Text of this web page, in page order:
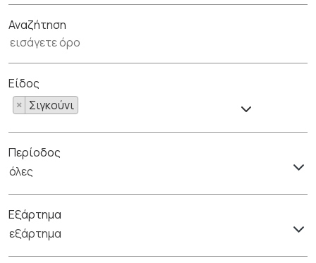
Αναζήτηση
Είδος
× Σιγκούνι
Περίοδος
όλες
Εξάρτημα
εξάρτημα